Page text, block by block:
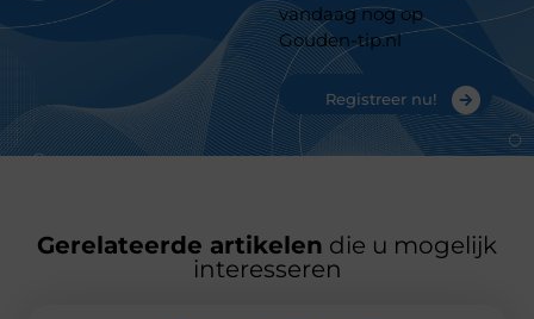
vandaag nog op
Gouden-tip.nl
Registreer nu!
Gerelateerde artikelen die u mogelijk
interesseren